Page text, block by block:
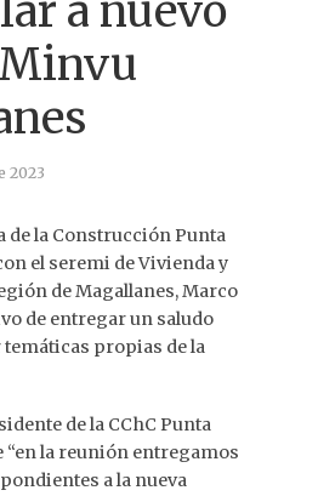
a nuevo
2023
de la Construcción Punta
el seremi de Vivienda y
de Magallanes, Marco
de entregar un saludo
propias de la
de la CChC Punta
“en la reunión entregamos
a la nueva